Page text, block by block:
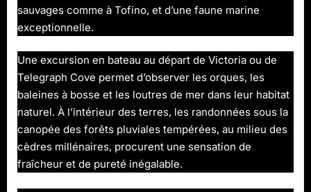
sauvages comme à Tofino, et d’une faune marine
exceptionnelle.
Une excursion en bateau au départ de Victoria ou de
Telegraph Cove permet d’observer les orques, les
baleines à bosse et les loutres de mer dans leur habitat
naturel. À l’intérieur des terres, les randonnées sous la
canopée des forêts pluviales tempérées, au milieu des
cèdres millénaires, procurent une sensation de
fraîcheur et de pureté inégalable.